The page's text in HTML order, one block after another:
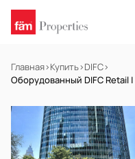
Главная›Купить›DIFC›
Оборудованный DIFC Retail
В АРЕНДУ Готов к